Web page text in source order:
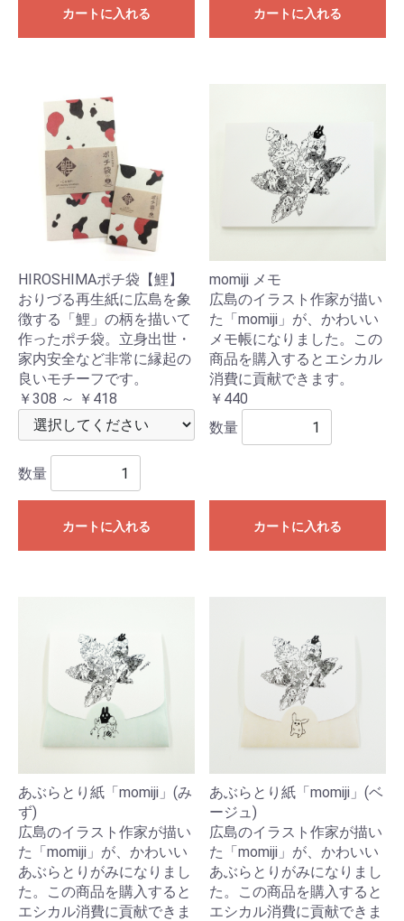
カートに入れる カートに入れる
HIROSHIMAポチ袋【鯉】
おりづる再生紙に広島を象
徴する「鯉」の柄を描いて
作ったポチ袋。立身出世・
家内安全など非常に縁起の
良いモチーフです。
￥308 ～ ￥418
数量
カートに入れる
momiji メモ
広島のイラスト作家が描い
た「momiji」が、かわいい
メモ帳になりました。この
商品を購入するとエシカル
消費に貢献できます。
￥440
数量
カートに入れる
あぶらとり紙「momiji」(み
ず)
広島のイラスト作家が描い
た「momiji」が、かわいい
あぶらとりがみになりまし
た。この商品を購入すると
エシカル消費に貢献できま
あぶらとり紙「momiji」(ベ
ージュ)
広島のイラスト作家が描い
た「momiji」が、かわいい
あぶらとりがみになりまし
た。この商品を購入すると
エシカル消費に貢献できま